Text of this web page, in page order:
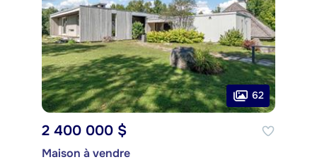
62
2 400 000 $
Maison à vendre